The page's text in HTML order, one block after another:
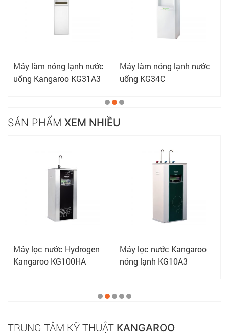
Máy làm nóng lạnh nước
uống Kangaroo KG31A3
Máy làm nóng lạnh nước
uống KG34C
SẢN PHẨM XEM NHIỀU
Máy lọc nước Hydrogen
Kangaroo KG100HA
Máy lọc nước Kangaroo
nóng lạnh KG10A3
TRUNG TÂM KỸ THUẬT KANGAROO